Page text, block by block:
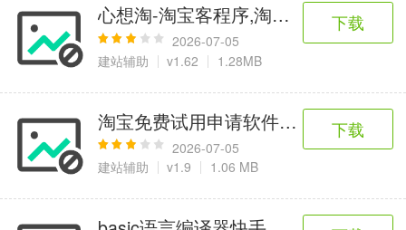
心想淘-淘宝客程序,淘宝客站群系统
2026-07-05
建站辅助
v1.62 1.28MB
下载
淘宝免费试用申请软件_线报屋淘宝免
2026-07-05
建站辅助
v1.9 1.06 MB
下载